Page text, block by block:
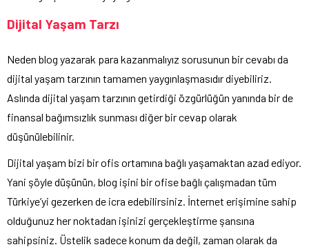
Dijital Yaşam Tarzı
Neden blog yazarak para kazanmalıyız sorusunun bir cevabı da
dijital yaşam tarzının tamamen yaygınlaşmasıdır diyebiliriz.
Aslında dijital yaşam tarzının getirdiği özgürlüğün yanında bir de
finansal bağımsızlık sunması diğer bir cevap olarak
düşünülebilinir.
Dijital yaşam bizi bir ofis ortamına bağlı yaşamaktan azad ediyor.
Yani şöyle düşünün, blog işini bir ofise bağlı çalışmadan tüm
Türkiye’yi gezerken de icra edebilirsiniz. İnternet erişimine sahip
olduğunuz her noktadan işinizi gerçekleştirme şansına
sahipsiniz. Üstelik sadece konum da değil, zaman olarak da